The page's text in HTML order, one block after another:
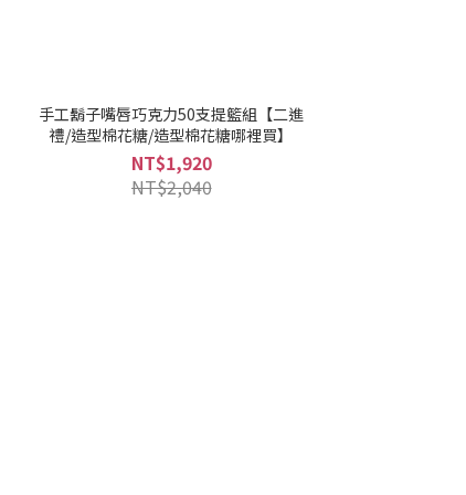
手工鬍子嘴唇巧克力50支提籃組【二進
禮/造型棉花糖/造型棉花糖哪裡買】
NT$1,920
NT$2,040